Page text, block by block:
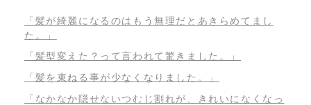
「髪が綺麗になるのはもう無理だとあきらめてまし
た。」
「髪型変えた？って言われて驚きました。」
「髪を束ねる事が少なくなりました。」
「なかなか隠せないつむじ割れが、きれいになくなっ